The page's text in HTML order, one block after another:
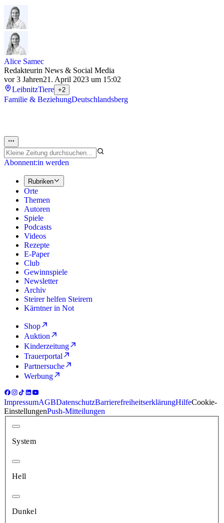
Alice Samec
Redakteurin News & Social Media
vor 3 Jahren21. April 2023 um 15:02
LeibnitzTiere +2
Familie & BeziehungDeutschlandsberg
Abonnent:in werden
Rubriken
Orte
Themen
Autoren
Spiele
Podcasts
Videos
Rezepte
E-Paper
Club
Gewinnspiele
Newsletter
Archiv
Steirer helfen Steirern
Kärntner in Not
Shop
Auktion
Kinderzeitung
Trauerportal
Partnersuche
Werbung
ImpressumAGBDatenschutzBarrierefreiheitserklärungHilfeCookie-
EinstellungenPush-Mitteilungen
System
Hell
Dunkel